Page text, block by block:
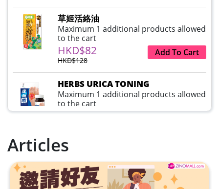
草姬活絡油
Maximum 1 additional products allowed
to the cart
HKD$82
HKD$128
Add To Cart
HERBS URICA TONING
Maximum 1 additional products allowed
to the cart
HKD$99
草姬益菌の白潤
Maximum 1 additional products allowed
to the cart
HKD$99 Add To Cart
Articles